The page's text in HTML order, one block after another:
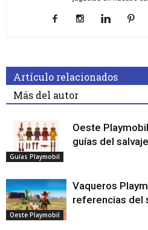
Artículo relacionados
Más del autor
Guías Playmobil
Oeste
guías del
Oeste Playmobil
Vaqueros
referencias del